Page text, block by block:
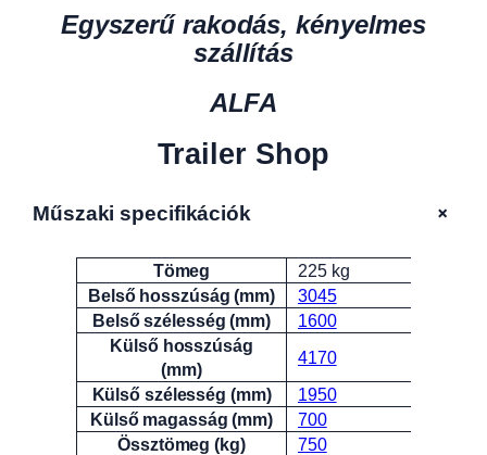
Egyszerű rakodás, kényelmes
szállítás
ALFA
Trailer Shop
Műszaki specifikációk +
Attribútumok Érték
Tömeg
225 kg
Belső hosszúság (mm)
3045
Belső szélesség (mm)
1600
Külső hosszúság
(mm)
4170
Külső szélesség (mm)
1950
Külső magasság (mm)
700
Össztömeg (kg)
750